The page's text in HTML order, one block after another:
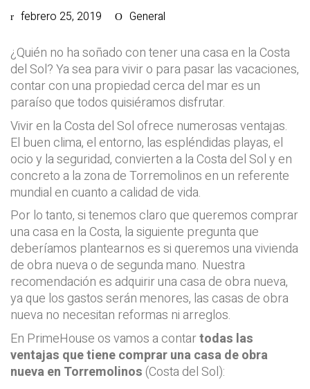
febrero 25, 2019 General
¿Quién no ha soñado con tener una casa en la Costa
del Sol? Ya sea para vivir o para pasar las vacaciones,
contar con una propiedad cerca del mar es un
paraíso que todos quisiéramos disfrutar.
Vivir en la Costa del Sol ofrece numerosas ventajas.
El buen clima, el entorno, las espléndidas playas, el
ocio y la seguridad, convierten a la Costa del Sol y en
concreto a la zona de Torremolinos en un referente
mundial en cuanto a calidad de vida.
Por lo tanto, si tenemos claro que queremos comprar
una casa en la Costa, la siguiente pregunta que
deberíamos plantearnos es si queremos una vivienda
de obra nueva o de segunda mano. Nuestra
recomendación es adquirir una casa de obra nueva,
ya que los gastos serán menores, las casas de obra
nueva no necesitan reformas ni arreglos.
En PrimeHouse os vamos a contartodas las
ventajas que tiene comprar una casa de obra
nueva en Torremolinos(Costa del Sol):